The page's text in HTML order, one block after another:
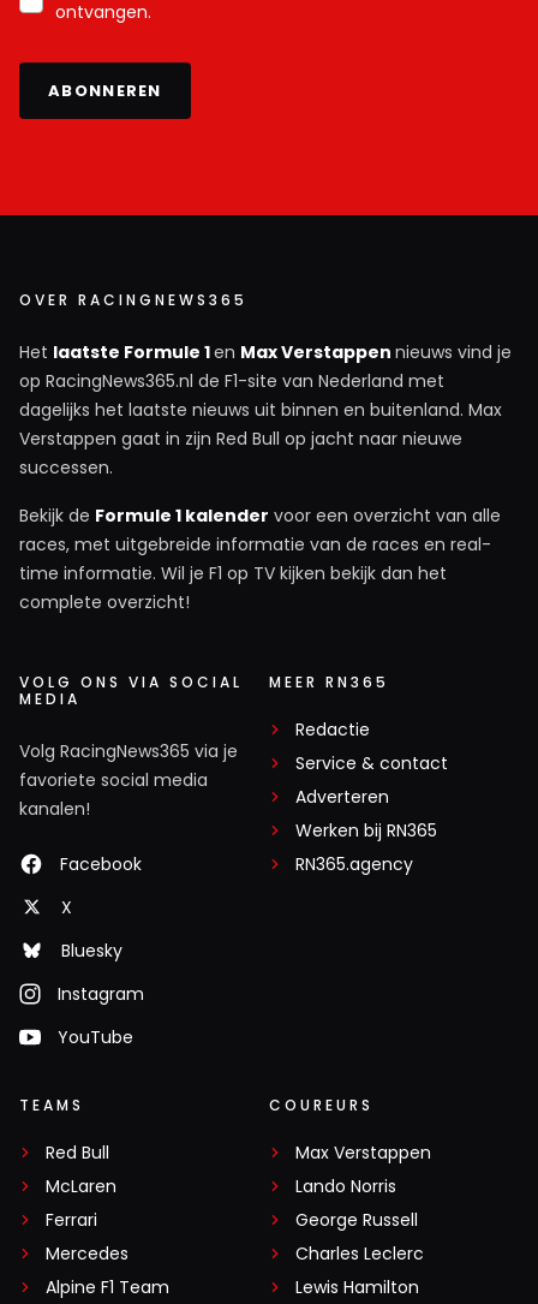
ontvangen.
ABONNEREN
OVER RACINGNEWS365
Het laatste Formule 1en Max Verstappen nieuws vind je
op RacingNews365.nl de F1-site van Nederland met
dagelijks het laatste nieuws uit binnen en buitenland. Max
Verstappen gaat in zijn Red Bull op jacht naar nieuwe
successen.
Bekijk de Formule 1 kalender voor een overzicht van alle
races, met uitgebreide informatie van de races en real-
time informatie. Wil je F1 op TV kijken bekijk dan het
complete overzicht!
VOLG ONS VIA SOCIAL
MEDIA
Volg RacingNews365 via je
favoriete social media
kanalen!
Facebook
X
Bluesky
Instagram
YouTube
MEER RN365
Redactie
Service & contact
Adverteren
Werken bij RN365
RN365.agency
TEAMS
Red Bull
McLaren
Ferrari
Mercedes
Alpine F1 Team
COUREURS
Max Verstappen
Lando Norris
George Russell
Charles Leclerc
Lewis Hamilton